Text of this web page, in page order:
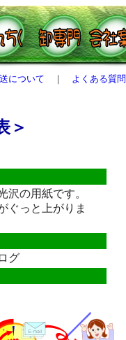
について ｜ よくある質問
＞
沢の用紙です。
ぐっと上がりま
グ